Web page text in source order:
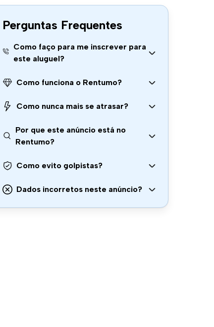
Perguntas Frequentes
Como faço para me inscrever para
este aluguel?
Como funciona o Rentumo?
Como nunca mais se atrasar?
Por que este anúncio está no
Rentumo?
Como evito golpistas?
Dados incorretos neste anúncio?